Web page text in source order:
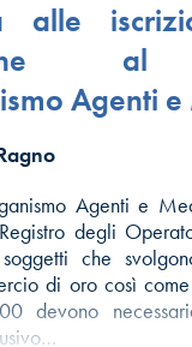
alle
al
Agenti
Agenti e
degli
che
di oro così
devono